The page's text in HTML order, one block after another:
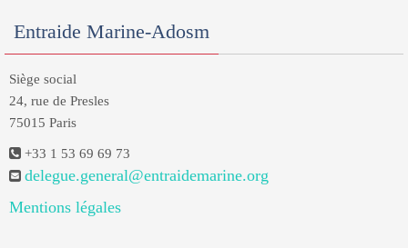
Entraide Marine-Adosm
Siège social
24, rue de Presles
75015 Paris
+33 1 53 69 69 73
delegue.general@entraidemarine.org
Mentions légales